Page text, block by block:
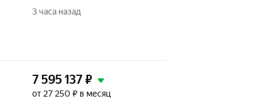
3 часа назад
7 595 137₽
от 27 250 ₽ в месяц